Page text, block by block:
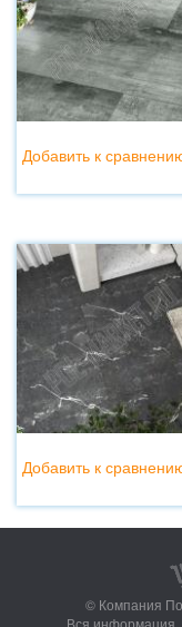
Добавить к
Добавить к
© Компания
Вся информация,